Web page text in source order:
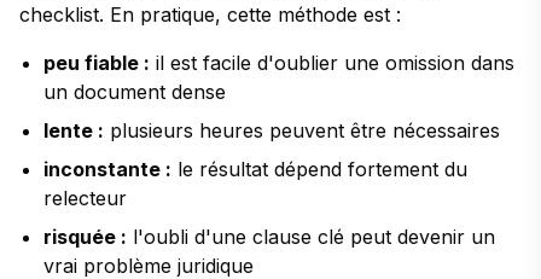
checklist. En pratique, cette méthode est :
peu fiable : il est facile d'oublier une omission dans
un document dense
lente : plusieurs heures peuvent être nécessaires
inconstante : le résultat dépend fortement du
relecteur
risquée : l'oubli d'une clause clé peut devenir un
vrai problème juridique